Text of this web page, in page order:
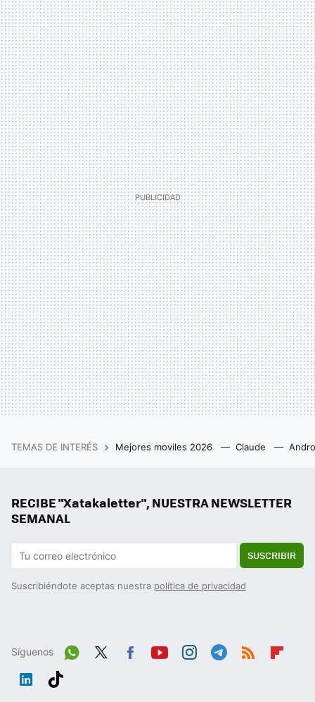
TEMAS DE INTERÉS Mejores moviles 2026 Claude
RECIBE "Xatakaletter", NUESTRA NEWSLETTER
SEMANAL
SUSCRIBIR
Suscribiéndote aceptas nuestra política de privacidad
Síguenos
Wh